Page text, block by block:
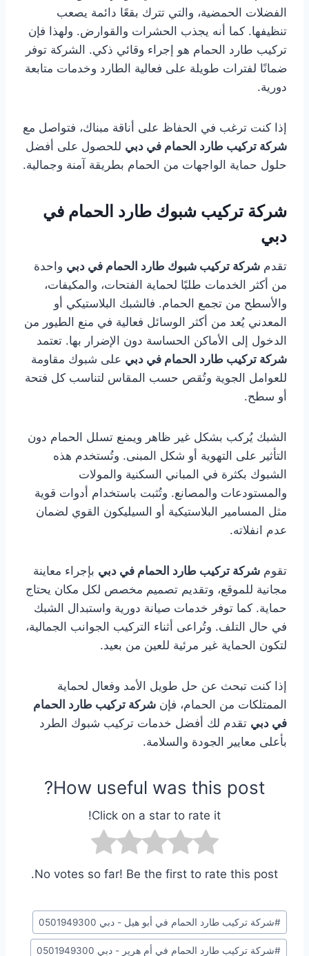
الفضلات الحمضية، والتي تترك بقعًا دائمة يصعب
تنظيفها. كما أنه يجذب الحشرات والقوارض. ولهذا فإن
تركيب طارد الحمام هو إجراء وقائي ذكي. الشركة توفر
ضمانًا لفترات طويلة على فعالية الطارد وخدمات متابعة
دورية.
إذا كنت ترغب في الحفاظ على أناقة مبناك، فتواصل مع
شركة تركيب طارد الحمام في دبي للحصول على أفضل
حلول حماية الواجهات من الحمام بطريقة آمنة وجمالية.
شركة تركيب شبوك طارد الحمام في
دبي
تقدم شركة تركيب شبوك طارد الحمام في دبي واحدة
من أكثر الخدمات طلبًا لحماية الفتحات، والمكيفات،
والأسطح من تجمع الحمام. فالشبك البلاستيكي أو
المعدني يُعد من أكثر الوسائل فعالية في منع الطيور من
الدخول إلى الأماكن الحساسة دون الإضرار بها. تعتمد
شركة تركيب طارد الحمام في دبي على شبوك مقاومة
للعوامل الجوية وتُقص حسب المقاس لتناسب كل فتحة
أو سطح.
الشبك يُركب بشكل غير ظاهر ويمنع تسلل الحمام دون
التأثير على التهوية أو شكل المبنى. وتُستخدم هذه
الشبوك بكثرة في المباني السكنية والمولات
والمستودعات والمصانع. وتُثبت باستخدام أدوات قوية
مثل المسامير البلاستيكية أو السيليكون القوي لضمان
عدم انفلاته.
تقوم شركة تركيب طارد الحمام في دبي بإجراء معاينة
مجانية للموقع، وتقديم تصميم مخصص لكل مكان يحتاج
حماية. كما توفر خدمات صيانة دورية واستبدال الشبك
في حال التلف. وتُراعى أثناء التركيب الجوانب الجمالية،
لتكون الحماية غير مرئية للعين من بعيد.
إذا كنت تبحث عن حل طويل الأمد وفعال لحماية
الممتلكات من الحمام، فإن شركة تركيب طارد الحمام
في دبي تقدم لك أفضل خدمات تركيب شبوك الطرد
بأعلى معايير الجودة والسلامة.
How useful was this post?
Click on a star to rate it!
No votes so far! Be the first to rate this post.
وسوم
المقال:
#شركة تركيب طارد الحمام في أبو هيل - دبي 0501949300
#شركة تركيب طارد الحمام في أم هرير - دبي 0501949300